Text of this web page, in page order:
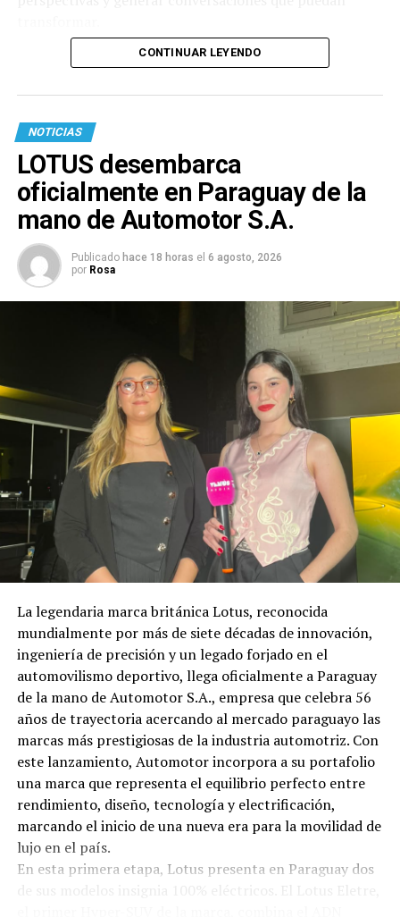
CONTINUAR LEYENDO
NOTICIAS
LOTUS desembarca
oficialmente en Paraguay de la
mano de Automotor S.A.
Publicado hace 18 horas el 6 agosto, 2026
por Rosa
La legendaria marca británica Lotus, reconocida
mundialmente por más de siete décadas de innovación,
ingeniería de precisión y un legado forjado en el
automovilismo deportivo, llega oficialmente a Paraguay
de la mano de Automotor S.A., empresa que celebra 56
años de trayectoria acercando al mercado paraguayo las
marcas más prestigiosas de la industria automotriz. Con
este lanzamiento, Automotor incorpora a su portafolio
una marca que representa el equilibrio perfecto entre
rendimiento, diseño, tecnología y electrificación,
marcando el inicio de una nueva era para la movilidad de
lujo en el país.
En esta primera etapa, Lotus presenta en Paraguay dos